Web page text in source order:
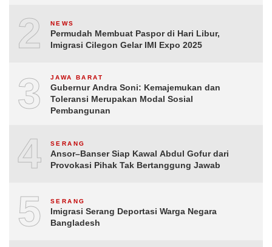
2 NEWS
Permudah Membuat Paspor di Hari Libur,
Imigrasi Cilegon Gelar IMI Expo 2025
3 JAWA BARAT
Gubernur Andra Soni: Kemajemukan dan
Toleransi Merupakan Modal Sosial
Pembangunan
4 SERANG
Ansor–Banser Siap Kawal Abdul Gofur dari
Provokasi Pihak Tak Bertanggung Jawab
5 SERANG
Imigrasi Serang Deportasi Warga Negara
Bangladesh